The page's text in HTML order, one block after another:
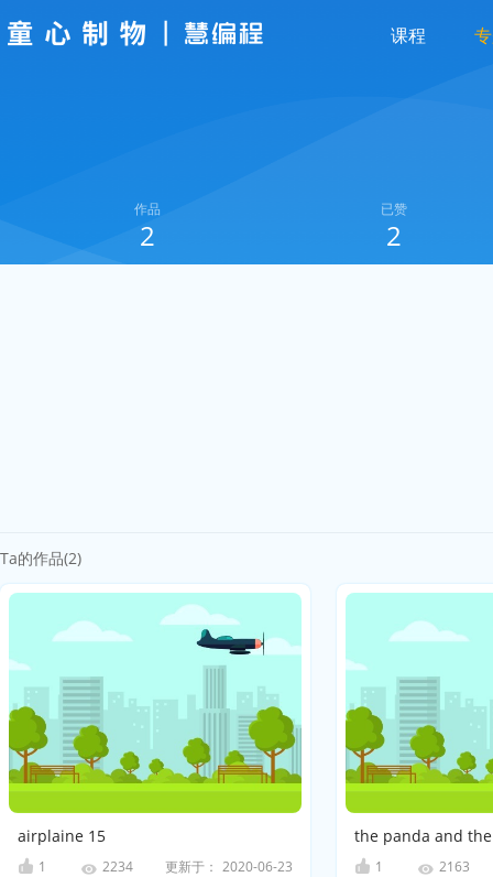
课程
作品
2
已赞
2
Ta的作品(2)
airplaine 15
1 2234 更新于： 2020-06-23
the panda and
1 2163